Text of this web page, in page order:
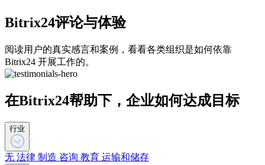
Bitrix24评论与体验
阅读用户的真实感言和案例，看看各类组织是如何依靠
Bitrix24 开展工作的。
在Bitrix24帮助下，企业如何达成目标
行业
无 法律 制造 咨询 教育 运输和储存